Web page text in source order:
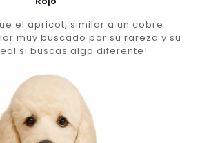
el apricot, similar a un cobre
muy buscado por su rareza y su
si buscas algo diferente!